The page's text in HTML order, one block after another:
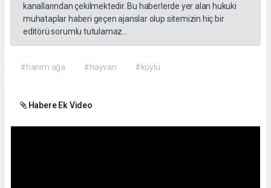
kanallarından çekilmektedir. Bu haberlerde yer alan hukuki
muhataplar haberi geçen ajanslar olup sitemizin hiç bir
editörü sorumlu tutulamaz...
#hanım ağa #hayvan #köylü
Habere Ek Video